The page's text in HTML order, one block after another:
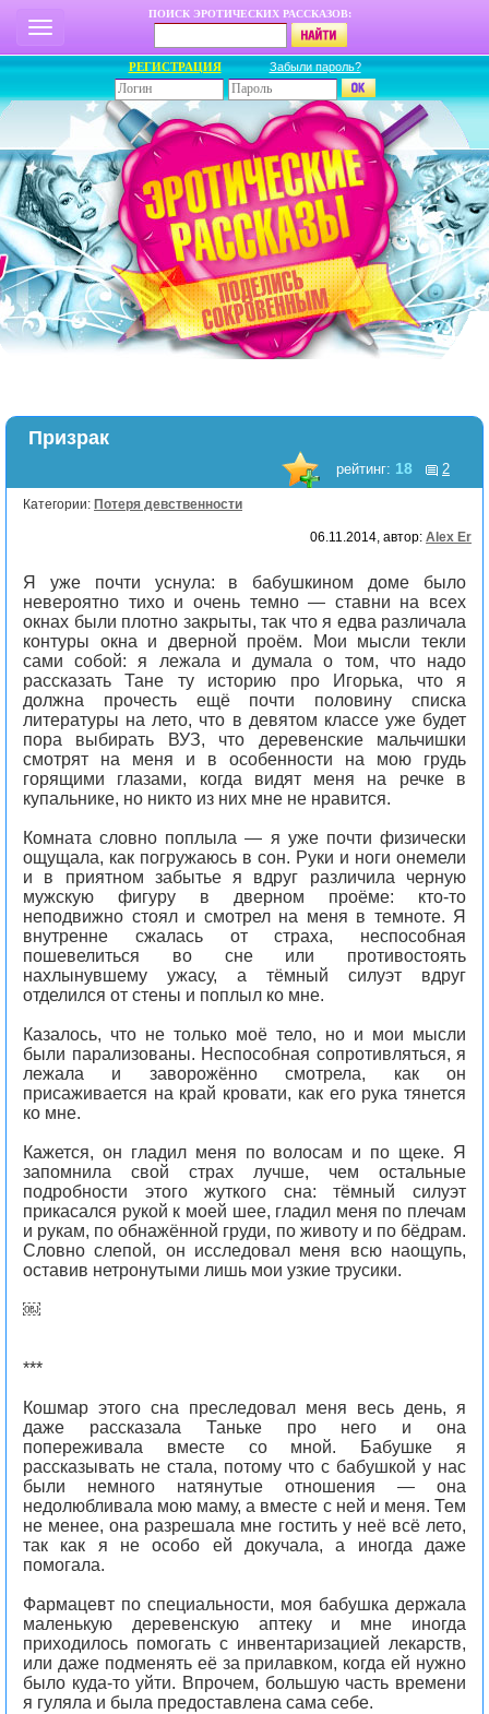
ПОИСК ЭРОТИЧЕСКИХ РАССКАЗОВ:
РЕГИСТРАЦИЯ Забыли пароль?
Призрак
рейтинг: 18 2
Категории: Потеря девственности
06.11.2014, автор: Alex Er
Я уже почти уснула: в бабушкином доме было
невероятно тихо и очень темно — ставни на всех
окнах были плотно закрыты, так что я едва различала
контуры окна и дверной проём. Мои мысли текли
сами собой: я лежала и думала о том, что надо
рассказать Тане ту историю про Игорька, что я
должна прочесть ещё почти половину списка
литературы на лето, что в девятом классе уже будет
пора выбирать ВУЗ, что деревенские мальчишки
смотрят на меня и в особенности на мою грудь
горящими глазами, когда видят меня на речке в
купальнике, но никто из них мне не нравится.
Комната словно поплыла — я уже почти физически
ощущала, как погружаюсь в сон. Руки и ноги онемели
и в приятном забытье я вдруг различила черную
мужскую фигуру в дверном проёме: кто-то
неподвижно стоял и смотрел на меня в темноте. Я
внутренне сжалась от страха, неспособная
пошевелиться во сне или противостоять
нахлынувшему ужасу, а тёмный силуэт вдруг
отделился от стены и поплыл ко мне.
Казалось, что не только моё тело, но и мои мысли
были парализованы. Неспособная сопротивляться, я
лежала и заворожённо смотрела, как он
присаживается на край кровати, как его рука тянется
ко мне.
Кажется, он гладил меня по волосам и по щеке. Я
запомнила свой страх лучше, чем остальные
подробности этого жуткого сна: тёмный силуэт
прикасался рукой к моей шее, гладил меня по плечам
и рукам, по обнажённой груди, по животу и по бёдрам.
Словно слепой, он исследовал меня всю наощупь,
оставив нетронутыми лишь мои узкие трусики.
￼
***
Кошмар этого сна преследовал меня весь день, я
даже рассказала Таньке про него и она
попереживала вместе со мной. Бабушке я
рассказывать не стала, потому что с бабушкой у нас
были немного натянутые отношения — она
недолюбливала мою маму, а вместе с ней и меня. Тем
не менее, она разрешала мне гостить у неё всё лето,
так как я не особо ей докучала, а иногда даже
помогала.
Фармацевт по специальности, моя бабушка держала
маленькую деревенскую аптеку и мне иногда
приходилось помогать с инвентаризацией лекарств,
или даже подменять её за прилавком, когда ей нужно
было куда-то уйти. Впрочем, большую часть времени
я гуляла и была предоставлена сама себе.